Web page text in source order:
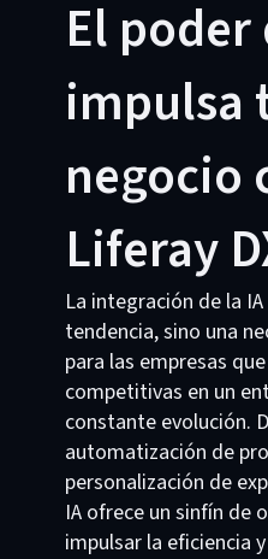
El poder
impulsa
negocio
Liferay
La integración de la
tendencia, sino una
para las empresas
competitivas en un
constante evolución.
automatización de
personalización de
IA ofrece un sinfín de
impulsar la eficiencia